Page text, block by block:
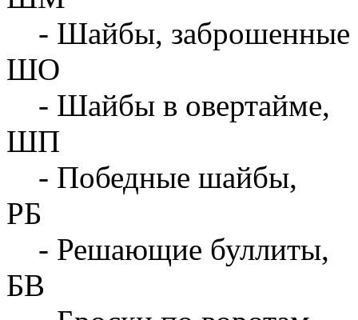
- Шайбы, заброшенные
ШО
- Шайбы в овертайме,
ШП
- Победные шайбы,
РБ
- Решающие буллиты,
БВ